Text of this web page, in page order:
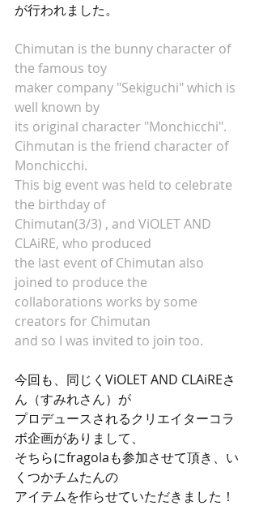
が行われました。
Chimutan is the bunny character of
the famous toy
maker company "Sekiguchi" which is
well known by
its original character "Monchicchi".
Cihmutan is the friend character of
Monchicchi.
This big event was held to celebrate
the birthday of
Chimutan(3/3) , and ViOLET AND
CLAiRE, who produced
the last event of Chimutan also
joined to produce the
collaborations works by some
creators for Chimutan
and so I was invited to join too.
今回も、同じくViOLET AND CLAiREさ
ん（すみれさん）が
プロデュースされるクリエイターコラ
ボ企画がありまして、
そちらにfragolaも参加させて頂き、い
くつかチムたんの
アイテムを作らせていただきました！